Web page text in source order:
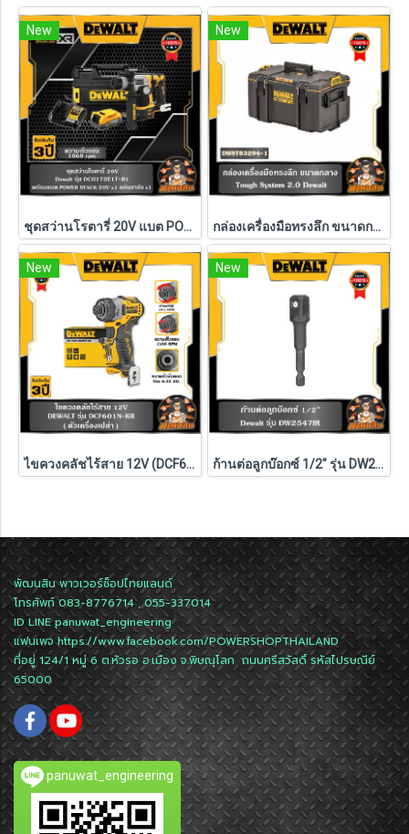
New
ชุดสว่านโรตารี่ 20V แบต POWERSTACK 1.7Ah Dewalt (DCH172E1T-B1)
New
กล่องเครื่องมือทรงลึก ขนาดกลาง TOUGH SYSTEM Dewalt รุ่น DWST83294-1
New
ไขควงคลัชไร้สาย 12V (DCF601N-KR) Dewalt (ตัวเปล่า)
New
ก้านต่อลูกบ๊อกซ์ 1/2" รุ่น DW2547IR G DEWALT
พัฒนสิน พาวเวอร์ช็อปไทยแลนด์
โทรศัพท์ 083-8776714 , 055-337014
ID LINEpanuwat_engineering
แฟนเพจhttps://www.facebook.com/POWERSHOPTHAILAND
ที่อยู่ 124/1 หมู่ 6 ต.หัวรอ อ.เมือง จ.พิษณุโลก ถนนศรีสวัสดิ์ รหัสไปรษณีย์
65000
panuwat_engineering